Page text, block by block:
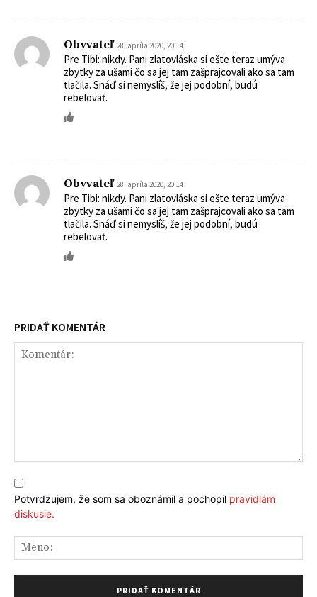
Obyvateľ 28. apríla 2020, 20:14
Pre Tibi: nikdy. Pani zlatovláska si ešte teraz umýva
zbytky za ušami čo sa jej tam zašprajcovali ako sa tam
tlačila. Snáď si nemyslíš, že jej podobní, budú
rebelovať.
Obyvateľ 28. apríla 2020, 20:14
Pre Tibi: nikdy. Pani zlatovláska si ešte teraz umýva
zbytky za ušami čo sa jej tam zašprajcovali ako sa tam
tlačila. Snáď si nemyslíš, že jej podobní, budú
rebelovať.
PRIDAŤ KOMENTÁR
Potvrdzujem, že som sa oboznámil a pochopil pravidlám
diskusie.